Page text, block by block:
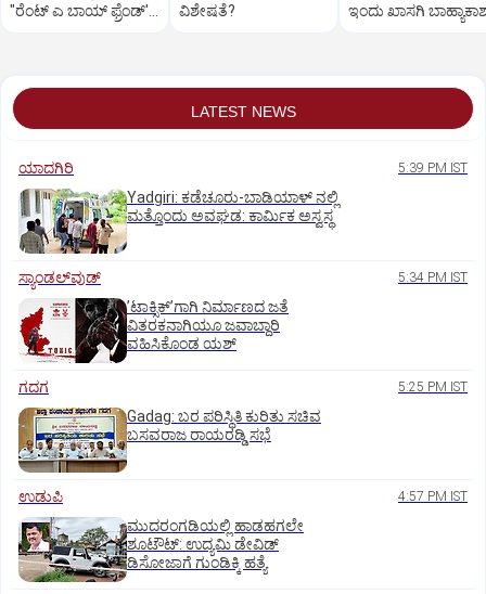
"ರೆಂಟ್‌ ಎ ಬಾಯ್‌ ಫ್ರೆಂಡ್‌'
ವಿಶೇಷತೆ?
ಇಂದು ಖಾಸಗಿ
LATEST NEWS
ಯಾದಗಿರಿ 5:39 PM IST
Yadgiri: ಕಡೆಚೂರು-ಬಾಡಿಯಾಳ್ ನಲ್ಲಿ
ಮತ್ತೊಂದು ಅವಘಡ: ಕಾರ್ಮಿಕ ಅಸ್ವಸ್ಥ
ಸ್ಯಾಂಡಲ್‌ವುಡ್‌ 5:34 PM IST
ʼಟಾಕ್ಸಿಕ್‌ʼಗಾಗಿ ನಿರ್ಮಾಣದ ಜತೆ
ವಿತರಕನಾಗಿಯೂ ಜವಾಬ್ದಾರಿ
ವಹಿಸಿಕೊಂಡ ಯಶ್
ಗದಗ 5:25 PM IST
Gadag: ಬರ ಪರಿಸ್ಥಿತಿ ಕುರಿತು ಸಚಿವ
ಬಸವರಾಜ ರಾಯರಡ್ಡಿ ಸಭೆ
ಉಡುಪಿ 4:57 PM IST
ಮುದರಂಗಡಿಯಲ್ಲಿ ಹಾಡಹಗಲೇ
ಶೂಟೌಟ್:‌ ಉದ್ಯಮಿ ಡೇವಿಡ್‌
ಡಿಸೋಜಾಗೆ ಗುಂಡಿಕ್ಕಿ ಹತ್ಯೆ